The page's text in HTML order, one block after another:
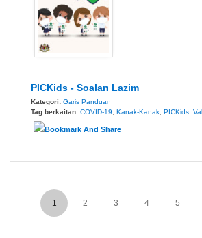
PICKids - Soalan Lazim
Kategori: Garis Panduan
Tag berkaitan: COVID-19 Kanak-Kanak PICKids
1 2 3 4 5